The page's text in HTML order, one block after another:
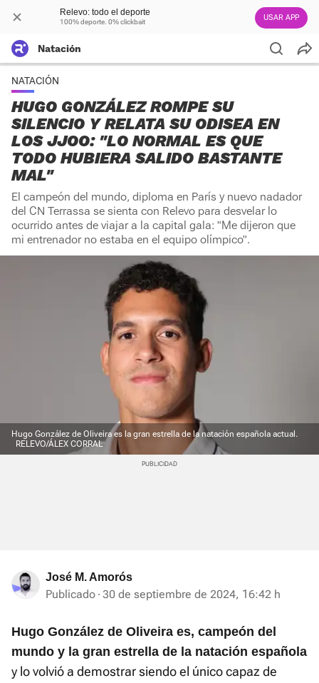
Relevo: todo el deporte
100% deporte. 0% clickbait USAR APP
Natación
NATACIÓN
HUGO GONZÁLEZ ROMPE SU
SILENCIO Y RELATA SU ODISEA EN
LOS JJOO: "LO NORMAL ES QUE
TODO HUBIERA SALIDO BASTANTE
MAL"
El campeón del mundo, diploma en París y nuevo nadador
del CN Terrassa se sienta con Relevo para desvelar lo
ocurrido antes de viajar a la capital gala: "Me dijeron que
mi entrenador no estaba en el equipo olímpico".
Hugo González de Oliveira es la gran estrella de la natación española actual.
RELEVO/ÁLEX CORRAL
José M. Amorós
Publicado 30 de septiembre de 2024, 16:42 h
Hugo González de Oliveira es, campeón del
mundo y la gran estrella de la natación española
y lo volvió a demostrar siendo el único capaz de